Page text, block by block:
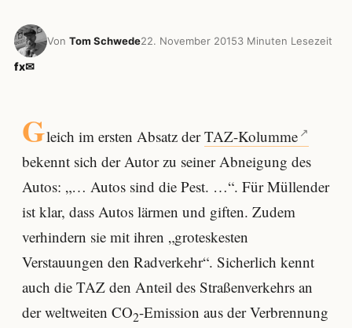
Von Tom Schwede22. November 20153 Minuten Lesezeit
fx✉
Gleich im ersten Absatz derTAZ-Kolumme
bekennt sich der Autor zu seiner Abneigung des
Autos: „… Autos sind die Pest. …“. Für Müllender
ist klar, dass Autos lärmen und giften. Zudem
verhindern sie mit ihren „groteskesten
Verstauungen den Radverkehr“. Sicherlich kennt
auch die TAZ den Anteil des Straßenverkehrs an
der weltweiten CO2-Emission aus der Verbrennung